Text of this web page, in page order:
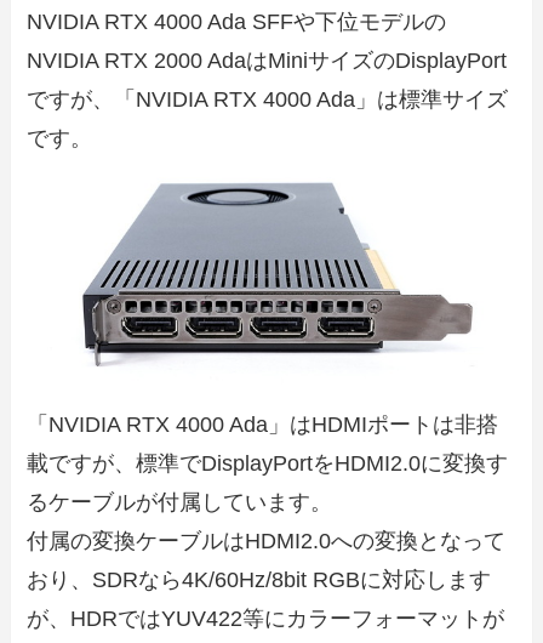
NVIDIA RTX 4000 Ada SFFや下位モデルの
NVIDIA RTX 2000 AdaはMiniサイズのDisplayPort
ですが、「NVIDIA RTX 4000 Ada」は標準サイズ
です。
「NVIDIA RTX 4000 Ada」はHDMIポートは非搭
載ですが、標準でDisplayPortをHDMI2.0に変換す
るケーブルが付属しています。
付属の変換ケーブルはHDMI2.0への変換となって
おり、SDRなら4K/60Hz/8bit RGBに対応します
が、HDRではYUV422等にカラーフォーマットが